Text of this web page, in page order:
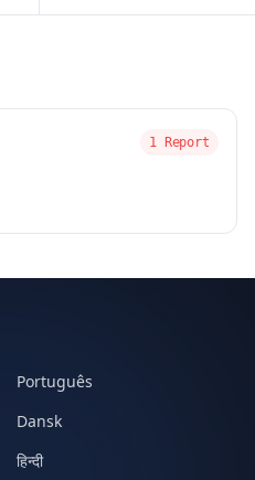
1 Report
Português
Dansk
हिन्दी